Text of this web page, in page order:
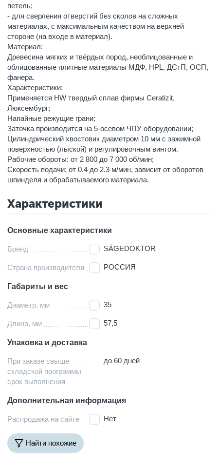
петель;
- для сверления отверстий без сколов на сложных
материалах, с максимальным качеством на верхней
стороне (на входе в материал).
Материал:
Древесина мягких и твёрдых пород, необлицованные и
облицованные плитные материалы МДФ, HPL, ДСтП, ОСП,
фанера.
Характеристики:
Применяется HW твердый сплав фирмы Ceratizit,
Люксембург;
Напайные режущие грани;
Заточка производится на 5-осевом ЧПУ оборудовании;
Цилиндрический хвостовик диаметром 10 мм с зажимной
поверхностью (лыской) и регулировочным винтом.
Рабочие обороты: от 2 800 до 7 000 об/мин;
Скорость подачи: от 0.4 до 2.3 м/мин, зависит от оборотов
шпинделя и обрабатываемого материала.
Характеристики
Основные характеристики
Бренд SÄGEDOKTOR
Страна производителя РОССИЯ
Габариты и вес
Диаметр, мм 35
Длина, мм 57,5
Упаковка и доставка
При заказе свыше
складской программы
срок выполнения
до 60 дней
Дополнительная информация
Распродажа на сайте Нет
Найти похожие